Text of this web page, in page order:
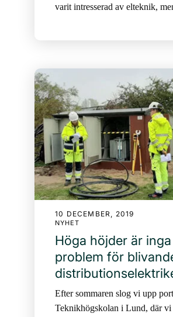
varit intresserad av elteknik,
10 DECEMBER, 2019
NYHET
Höga höjder är inga
problem för
Efter sommaren slog vi upp
Teknikhögskolan i Lund, där vi